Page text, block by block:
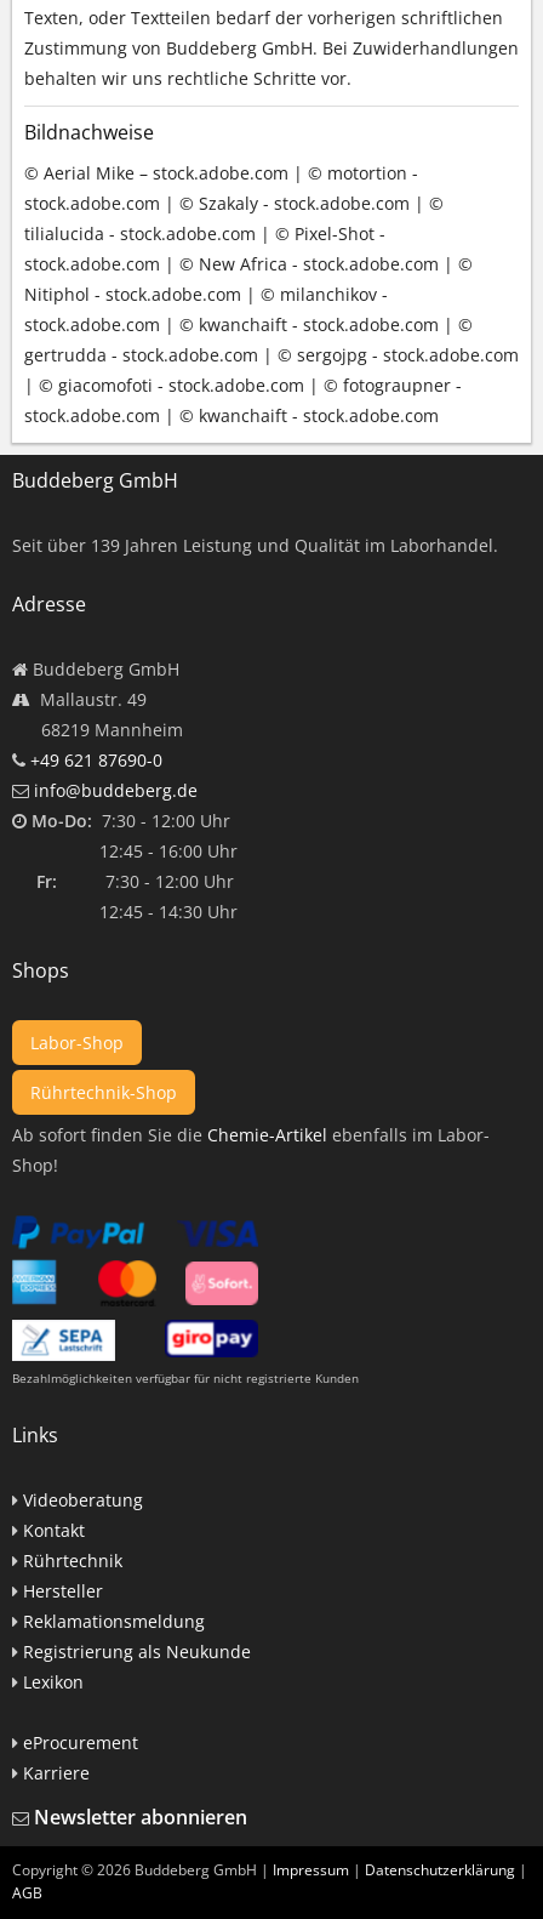
Texten, oder Textteilen bedarf der vorherigen schriftlichen
Zustimmung von Buddeberg GmbH. Bei Zuwiderhandlungen
behalten wir uns rechtliche Schritte vor.
Bildnachweise
© Aerial Mike – stock.adobe.com | © motortion -
stock.adobe.com | © Szakaly - stock.adobe.com | ©
tilialucida - stock.adobe.com | © Pixel-Shot -
stock.adobe.com | © New Africa - stock.adobe.com | ©
Nitiphol - stock.adobe.com | © milanchikov -
stock.adobe.com | © kwanchaift - stock.adobe.com | ©
gertrudda - stock.adobe.com | © sergojpg - stock.adobe.com
| © giacomofoti - stock.adobe.com | © fotograupner -
stock.adobe.com | © kwanchaift - stock.adobe.com
Buddeberg GmbH
Seit über 139 Jahren Leistung und Qualität im Laborhandel.
Adresse
Buddeberg GmbH
Mallaustr. 49
68219 Mannheim
+49 621 87690-0
info@buddeberg.de
Mo-Do: 7:30 - 12:00 Uhr
12:45 - 16:00 Uhr
Fr: 7:30 - 12:00 Uhr
12:45 - 14:30 Uhr
Shops
Labor-Shop
Rührtechnik-Shop
Ab sofort finden Sie die Chemie-Artikel ebenfalls im Labor-
Shop!
Bezahlmöglichkeiten verfügbar für nicht registrierte Kunden
Links
Videoberatung
Kontakt
Rührtechnik
Hersteller
Reklamationsmeldung
Registrierung als Neukunde
Lexikon
eProcurement
Karriere
Newsletter abonnieren
Copyright ©2026 Buddeberg GmbH | Impressum | Datenschutzerklärung |
AGB